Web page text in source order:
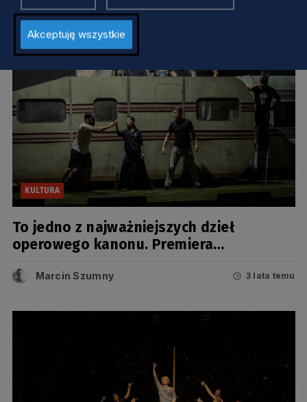
KULTURA
To jedno z najważniejszych dzieł
operowego kanonu. Premiera
Marcin Szumny 3 lata temu
Akceptuję wszystkie